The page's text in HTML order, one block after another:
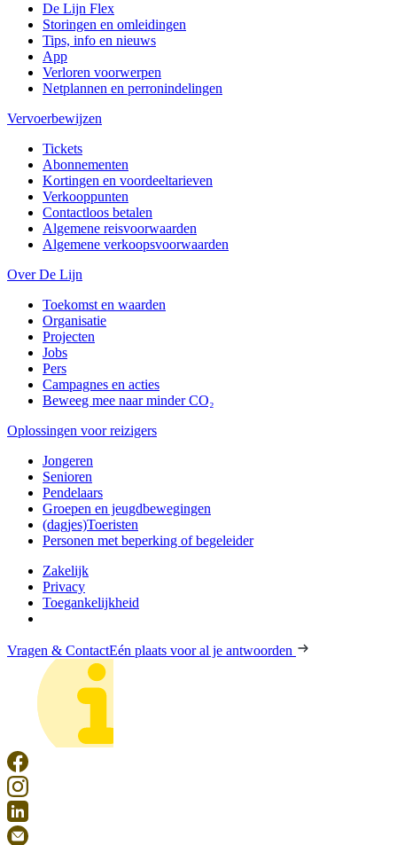
De Lijn Flex
Storingen en omleidingen
Tips, info en nieuws
App
Verloren voorwerpen
Netplannen en perronindelingen
Vervoerbewijzen
Tickets
Abonnementen
Kortingen en voordeeltarieven
Verkooppunten
Contactloos betalen
Algemene reisvoorwaarden
Algemene verkoopsvoorwaarden
Over De Lijn
Toekomst en waarden
Organisatie
Projecten
Jobs
Pers
Campagnes en acties
Beweeg mee naar minder CO₂
Oplossingen voor reizigers
Jongeren
Senioren
Pendelaars
Groepen en jeugdbewegingen
(dagjes)Toeristen
Personen met beperking of begeleider
Zakelijk
Privacy
Toegankelijkheid
Vragen & ContactEén plaats voor al je antwoorden